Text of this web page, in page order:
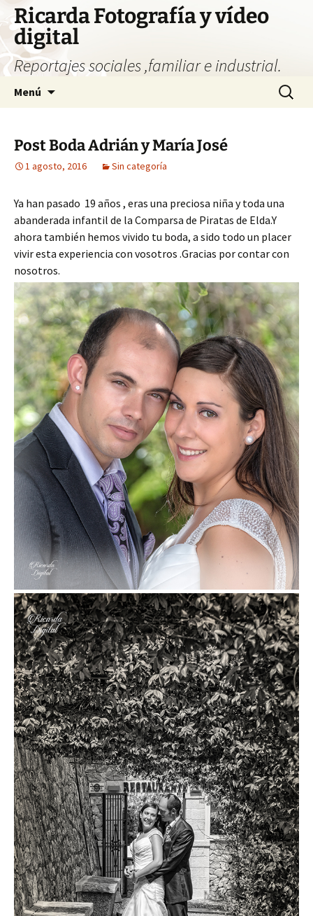
Saltar
al
contenido
Ricarda Fotografía y vídeo
digital
Reportajes sociales ,familiar e industrial.
Menú Buscar:
Post Boda Adrián y María José
1 agosto, 2016 Sin categoría
Ya han pasado 19 años , eras una preciosa niña y toda una
abanderada infantil de la Comparsa de Piratas de Elda.Y
ahora también hemos vivido tu boda, a sido todo un placer
vivir esta experiencia con vosotros .Gracias por contar con
nosotros.